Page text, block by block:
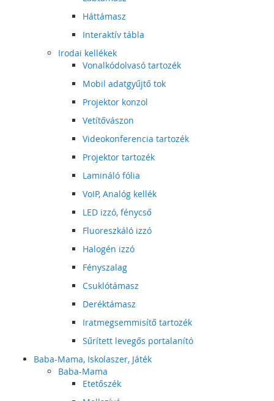
Háttámasz
Interaktív tábla
Irodai kellékek
Vonalkódolvasó tartozék
Mobil adatgyűjtő tok
Projektor konzol
Vetítővászon
Videokonferencia tartozék
Projektor tartozék
Lamináló fólia
VoIP, Analóg kellék
LED izzó, fénycső
Fluoreszkáló izzó
Halogén izzó
Fényszalag
Csuklótámasz
Deréktámasz
Iratmegsemmisítő tartozék
Sűrített levegős portalanító
Baba-Mama, Iskolaszer, Játék
Baba-Mama
Etetőszék